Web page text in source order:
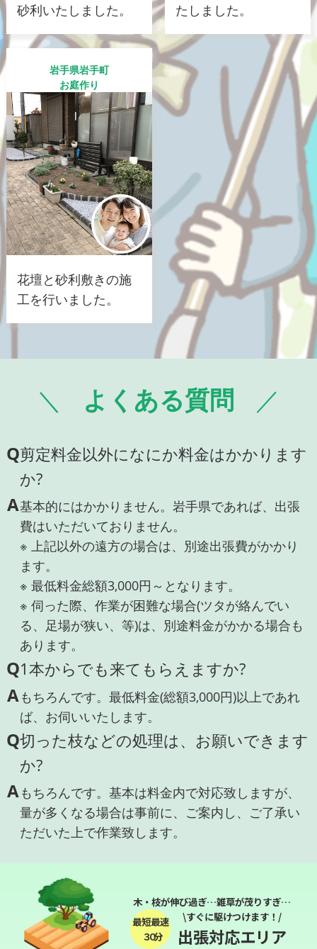
砂利いたしました。
たしました。
岩手県岩手町
お庭作り
花壇と砂利敷きの施
工を行いました。
よくある質問
Q剪定料金以外になにか料金はかかります
か?
A基本的にはかかりません。岩手県であれば、出張
費はいただいておりません。
※ 上記以外の遠方の場合は、別途出張費がかかり
ます。
※ 最低料金総額3,000円～となります。
※ 伺った際、作業が困難な場合(ツタが絡んでい
る、足場が狭い、等)は、別途料金がかかる場合も
あります。
Q1本からでも来てもらえますか?
Aもちろんです。最低料金(総額3,000円)以上であれ
ば、お伺いいたします。
Q切った枝などの処理は、お願いできます
か?
Aもちろんです。基本は料金内で対応致しますが、
量が多くなる場合は事前に、ご案内し、ご了承い
ただいた上で作業致します。
木・枝が伸び過ぎ…雑草が茂りすぎ…
最短最速
３０分
\すぐに駆けつけます！/
出張対応エリア